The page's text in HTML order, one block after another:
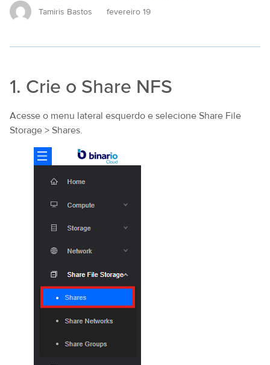
Tamiris Bastos fevereiro 19
1. Crie o Share NFS
Acesse o menu lateral esquerdo e selecione Share File
Storage > Shares.